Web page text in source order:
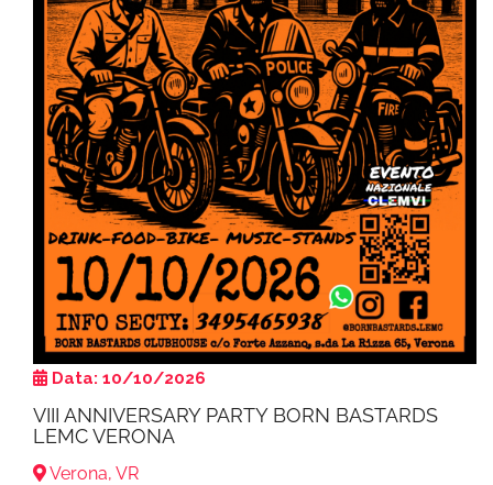
Data: 10/10/2026
VIII ANNIVERSARY PARTY BORN BASTARDS
LEMC VERONA
Verona, VR